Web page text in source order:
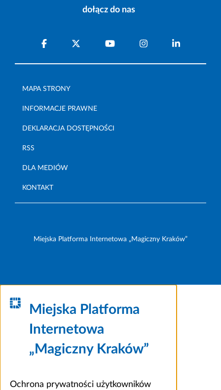
dołącz do nas
MAPA STRONY
INFORMACJE PRAWNE
DEKLARACJA DOSTĘPNOŚCI
RSS
DLA MEDIÓW
KONTAKT
Miejska Platforma Internetowa „Magiczny Kraków”
Miejska Platforma
Internetowa
„Magiczny Kraków”
Ochrona prywatności użytkowników